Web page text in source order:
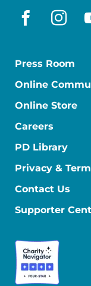
Press Room
Online
Online Store
Careers
PD Library
Privacy &
Contact Us
Supporter